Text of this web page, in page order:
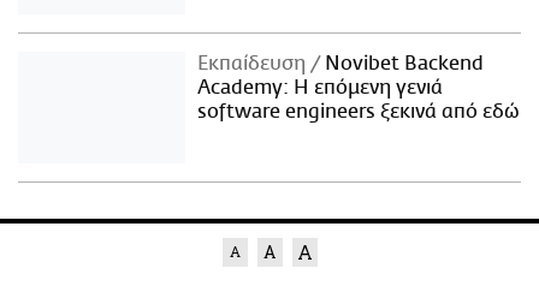
Εκπαίδευση
Novibet Backend
Academy: Η επόμενη γενιά
software engineers ξεκινά από εδώ